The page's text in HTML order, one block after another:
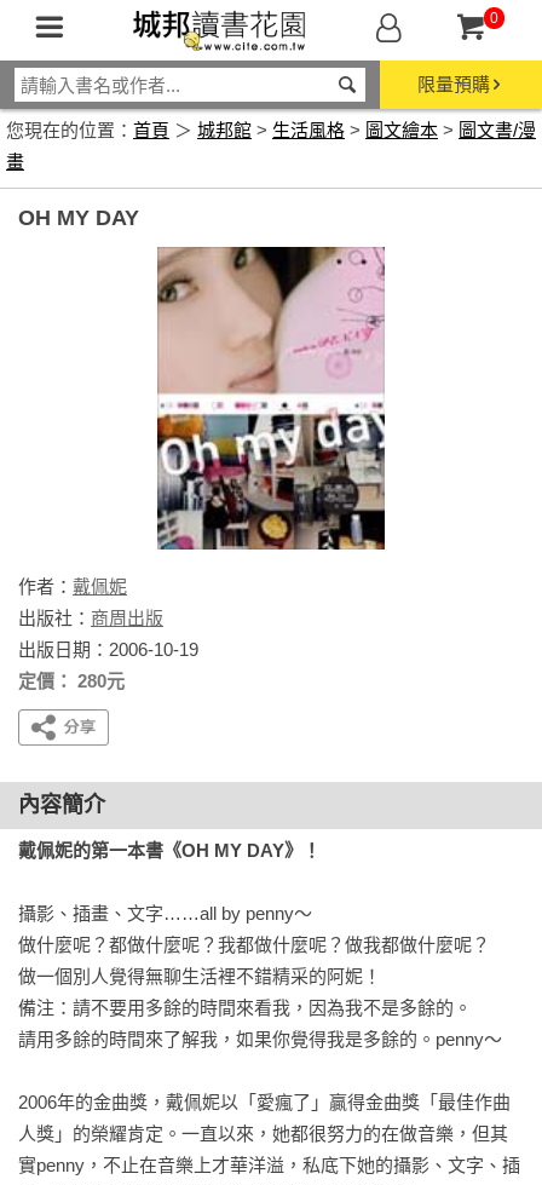
0
限量預購
您現在的位置： 首頁 ＞ 城邦館 > 生活風格 > 圖文繪本 > 圖文書/漫
畫
OH MY DAY
作者： 戴佩妮
出版社： 商周出版
出版日期：2006-10-19
定價： 280元
內容簡介
戴佩妮的第一本書《OH MY DAY》！
攝影、插畫、文字……all by penny〜
做什麼呢？都做什麼呢？我都做什麼呢？做我都做什麼呢？
做一個別人覺得無聊生活裡不錯精采的阿妮！
備注：請不要用多餘的時間來看我，因為我不是多餘的。
請用多餘的時間來了解我，如果你覺得我是多餘的。penny〜
2006年的金曲獎，戴佩妮以「愛瘋了」贏得金曲獎「最佳作曲
人獎」的榮耀肯定。一直以來，她都很努力的在做音樂，但其
實penny，不止在音樂上才華洋溢，私底下她的攝影、文字、插